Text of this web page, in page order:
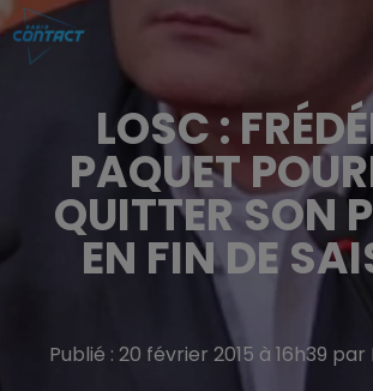
LOSC :
PAQUET
QUITTER SON
EN FIN DE
Publié : 20 février 2015 à 16h39